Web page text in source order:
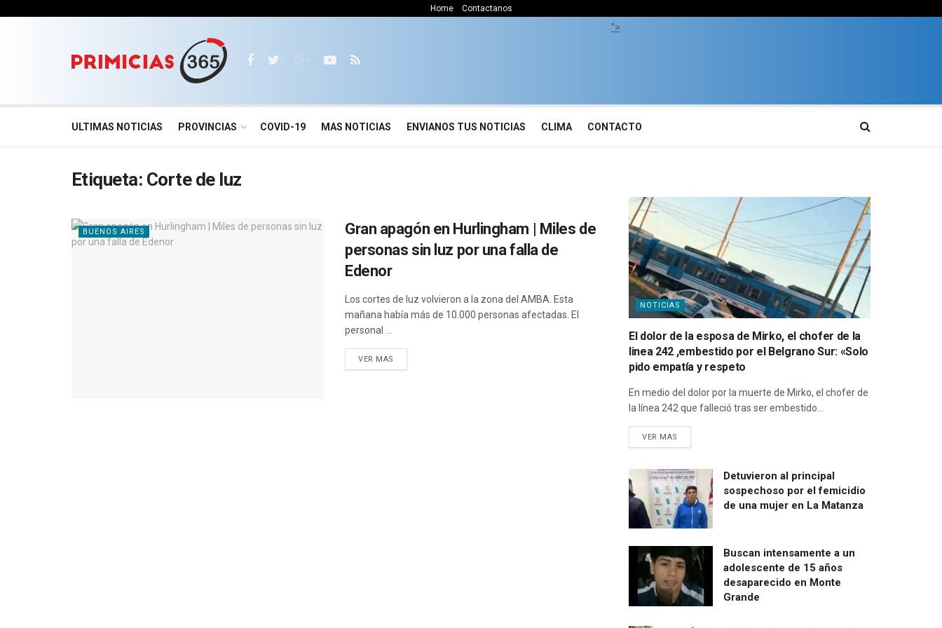
Home Contactanos
">
ULTIMAS NOTICIAS PROVINCIAS COVID-19 MAS NOTICIAS ENVIANOS TUS NOTICIAS CLIMA CONTACTO
Etiqueta: Corte de luz
BUENOS AIRES
Gran apagón en Hurlingham | Miles de
personas sin luz por una falla de
Edenor
Los cortes de luz volvieron a la zona del AMBA. Esta
mañana había más de 10.000 personas afectadas. El
personal ...
VER MAS
NOTICIAS
El dolor de la esposa de Mirko, el chofer de la
linea 242 ,embestido por el Belgrano Sur: «Solo
pido empatía y respeto
En medio del dolor por la muerte de Mirko, el chofer de
la línea 242 que falleció tras ser embestido...
VER MAS
Detuvieron al principal
sospechoso por el femicidio
de una mujer en La Matanza
Buscan intensamente a un
adolescente de 15 años
desaparecido en Monte
Grande